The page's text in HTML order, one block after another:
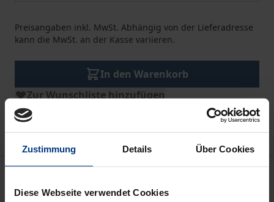
Zustimmung Details Über Cookies
Diese Webseite verwendet Cookies
Preisangaben inkl. MwSt. Abhängig von der Lieferadresse
kann die MwSt. an der Kasse variieren.
In den Warenkorb
Zur Wunschliste hinzufügen
Hinweise zu Versandkosten